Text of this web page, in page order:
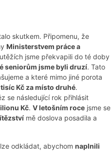
skutkem. Připomenu, že
Ministerstvem práce a
jsme překvapili do té doby
seniorům jsme byli druzí. Tato
a které mimo jiné porota
Kč za místo druhé.
se následující rok přihlásit
Kč. V letošním roce jsme se
mě doslova posadila a
odkládat, abychom naplnili